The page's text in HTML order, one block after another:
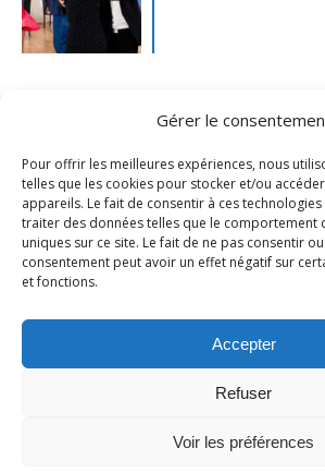
Gérer le
Pour offrir les meilleures expériences, nous
telles que les cookies pour stocker et/ou
appareils. Le fait de consentir à ces
traiter des données telles que le comportement
uniques sur ce site. Le fait de ne pas consentir
consentement peut avoir un effet négatif sur
et fonctions.
Accepter
Refuser
Voir les préférences
- Ville de Merville -
Thème Ashe parWP Royal